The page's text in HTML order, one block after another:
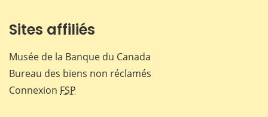
Sites affiliés
Musée de la Banque du Canada
Bureau des biens non réclamés
Connexion FSP